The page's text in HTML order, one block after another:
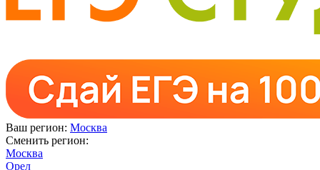
Ваш регион: Москва
Сменить регион:
Москва
Орел